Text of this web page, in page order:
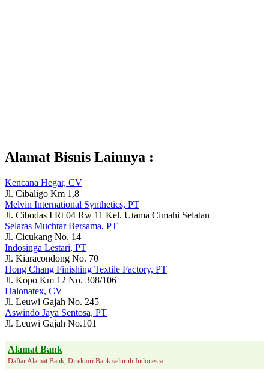
Alamat Bisnis Lainnya :
Kencana Hegar, CV
Jl. Cibaligo Km 1,8
Melvin International Synthetics, PT
Jl. Cibodas I Rt 04 Rw 11 Kel. Utama Cimahi Selatan
Selaras Muchtar Bersama, PT
Jl. Cicukang No. 14
Indosinga Lestari, PT
Jl. Kiaracondong No. 70
Hong Chang Finishing Textile Factory, PT
Jl. Kopo Km 12 No. 308/106
Halonatex, CV
Jl. Leuwi Gajah No. 245
Aswindo Jaya Sentosa, PT
Jl. Leuwi Gajah No.101
Alamat Bank
Daftar Alamat Bank, Direktori Bank seluruh Indonesia